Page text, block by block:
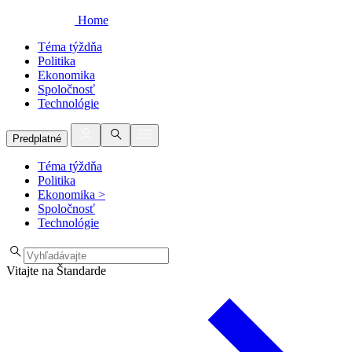
Home
Téma týždňa
Politika
Ekonomika
Spoločnosť
Technológie
Predplatné
Téma týždňa
Politika
Ekonomika >
Spoločnosť
Technológie
Vitajte na Štandarde